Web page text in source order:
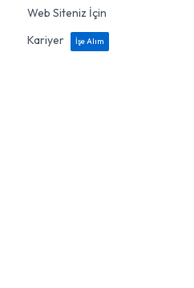
Web Siteniz İçin
Kariyer
İşe Alım